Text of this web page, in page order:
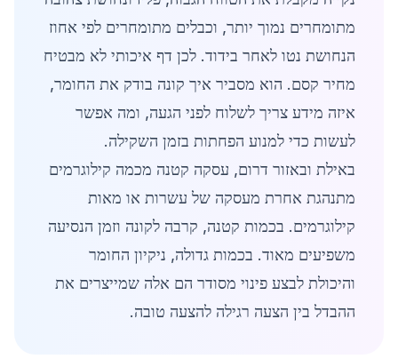
מתומחרים נמוך יותר, וכבלים מתומחרים לפי אחוז
הנחושת נטו לאחר בידוד. לכן דף איכותי לא מבטיח
מחיר קסם. הוא מסביר איך קונה בודק את החומר,
איזה מידע צריך לשלוח לפני הגעה, ומה אפשר
לעשות כדי למנוע הפחתות בזמן השקילה.
באילת ובאזור דרום, עסקה קטנה מכמה קילוגרמים
מתנהגת אחרת מעסקה של עשרות או מאות
קילוגרמים. בכמות קטנה, קרבה לקונה וזמן הנסיעה
משפיעים מאוד. בכמות גדולה, ניקיון החומר
והיכולת לבצע פינוי מסודר הם אלה שמייצרים את
ההבדל בין הצעה רגילה להצעה טובה.